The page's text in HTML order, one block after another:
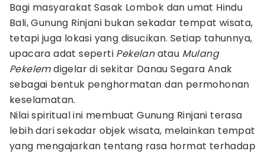
Bagi masyarakat Sasak Lombok dan umat Hindu
Bali, Gunung Rinjani bukan sekadar tempat wisata,
tetapi juga lokasi yang disucikan. Setiap tahunnya,
upacara adat seperti Pekelanatau Mulang
Pekelemdigelar di sekitar Danau Segara Anak
sebagai bentuk penghormatan dan permohonan
keselamatan.
Nilai spiritual ini membuat Gunung Rinjani terasa
lebih dari sekadar objek wisata, melainkan tempat
yang mengajarkan tentang rasa hormat terhadap